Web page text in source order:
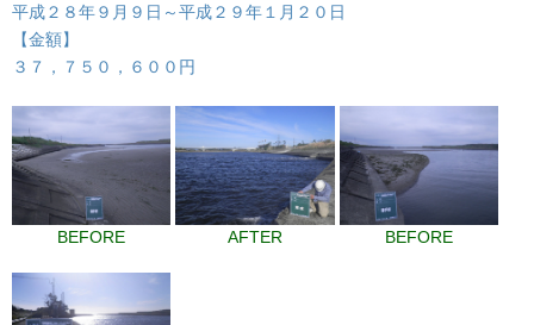
平成２８年９月９日～平成２９年１月２０日
【金額】
３７，７５０，６００円
BEFORE AFTER BEFORE